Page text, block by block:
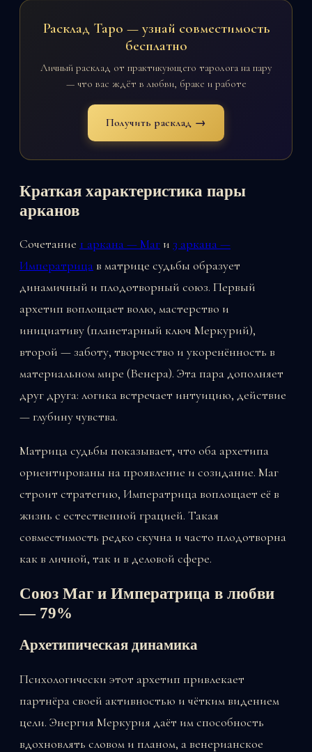
Расклад Таро — узнай совместимость
бесплатно
Личный расклад от практикующего таролога на пару
— что вас ждёт в любви, браке и работе
Получить расклад →
Краткая характеристика пары
арканов
Сочетание 1 аркана — Маг и 3 аркана —
Императрица в матрице судьбы образует
динамичный и плодотворный союз. Первый
архетип воплощает волю, мастерство и
инициативу (планетарный ключ Меркурий),
второй — заботу, творчество и укоренённость в
материальном мире (Венера). Эта пара дополняет
друг друга: логика встречает интуицию, действие
— глубину чувства.
Матрица судьбы показывает, что оба архетипа
ориентированы на проявление и созидание. Маг
строит стратегию, Императрица воплощает её в
жизнь с естественной грацией. Такая
совместимость редко скучна и часто плодотворна
как в личной, так и в деловой сфере.
Союз Маг и Императрица в любви
— 79%
Архетипическая динамика
Психологически этот архетип привлекает
партнёра своей активностью и чётким видением
цели. Энергия Меркурия даёт им способность
вдохновлять словом и планом, а венерианское